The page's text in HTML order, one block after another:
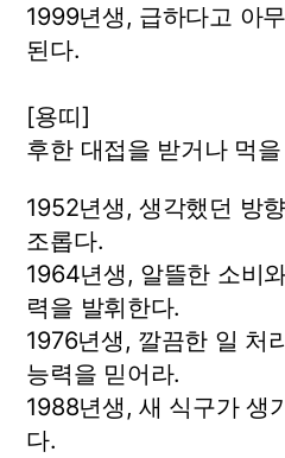
1999년생, 급하다고 아
된다.
[용띠]
후한 대접을 받거나 먹
1952년생, 생각했던 방
조롭다.
1964년생, 알뜰한 소비
력을 발휘한다.
1976년생, 깔끔한 일 처
능력을 믿어라.
1988년생, 새 식구가 생
다.